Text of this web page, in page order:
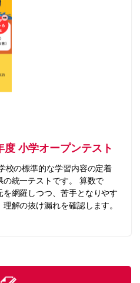
度 小学オープンテスト
校の標準的な学習内容の定着
統一テストです。 算数で
網羅しつつ、苦手となりやす
解の抜け漏れを確認します。